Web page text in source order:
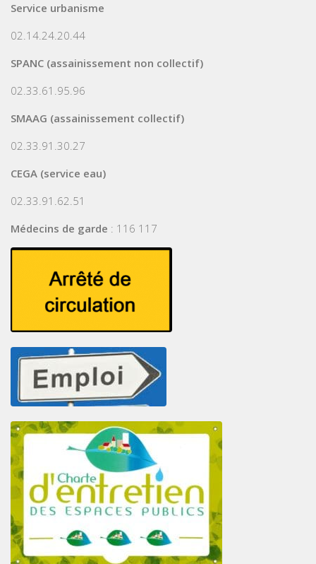
Service urbanisme
02.14.24.20.44
SPANC (assainissement non collectif)
02.33.61.95.96
SMAAG (assainissement collectif)
02.33.91.30.27
CEGA (service eau)
02.33.91.62.51
Médecins de garde : 116 117